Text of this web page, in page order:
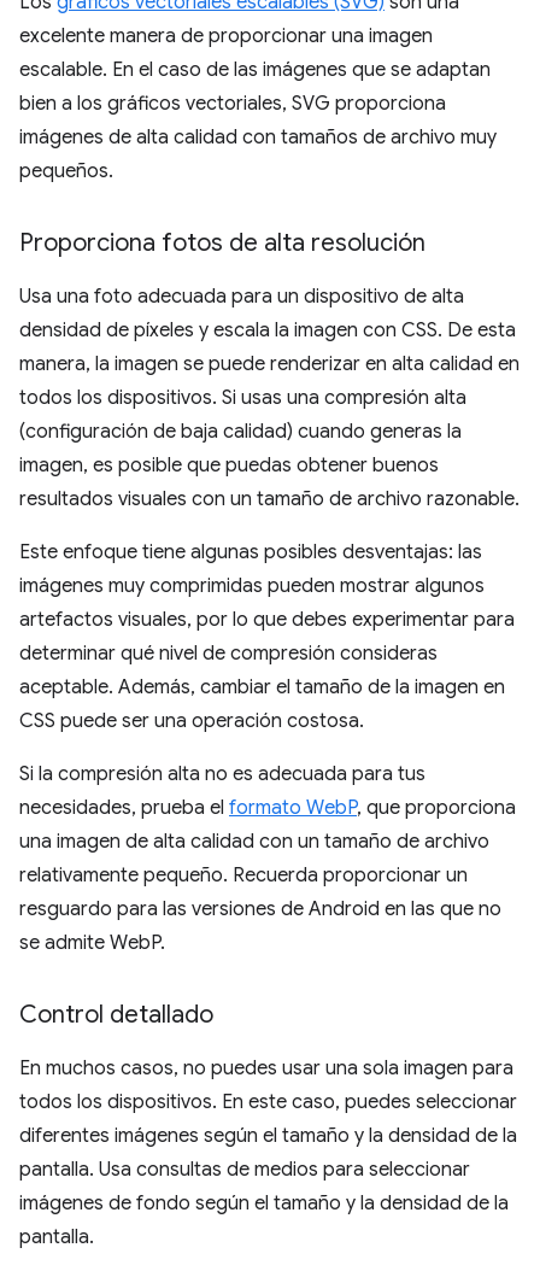
excelente manera de proporcionar una imagen
escalable. En el caso de las imágenes que se adaptan
bien a los gráficos vectoriales, SVG proporciona
imágenes de alta calidad con tamaños de archivo muy
pequeños.
Proporciona fotos de alta resolución
Usa una foto adecuada para un dispositivo de alta
densidad de píxeles y escala la imagen con CSS. De esta
manera, la imagen se puede renderizar en alta calidad en
todos los dispositivos. Si usas una compresión alta
(configuración de baja calidad) cuando generas la
imagen, es posible que puedas obtener buenos
resultados visuales con un tamaño de archivo razonable.
Este enfoque tiene algunas posibles desventajas: las
imágenes muy comprimidas pueden mostrar algunos
artefactos visuales, por lo que debes experimentar para
determinar qué nivel de compresión consideras
aceptable. Además, cambiar el tamaño de la imagen en
CSS puede ser una operación costosa.
Si la compresión alta no es adecuada para tus
necesidades, prueba el formato WebP, que proporciona
una imagen de alta calidad con un tamaño de archivo
relativamente pequeño. Recuerda proporcionar un
resguardo para las versiones de Android en las que no
se admite WebP.
Control detallado
En muchos casos, no puedes usar una sola imagen para
todos los dispositivos. En este caso, puedes seleccionar
diferentes imágenes según el tamaño y la densidad de la
pantalla. Usa consultas de medios para seleccionar
imágenes de fondo según el tamaño y la densidad de la
pantalla.